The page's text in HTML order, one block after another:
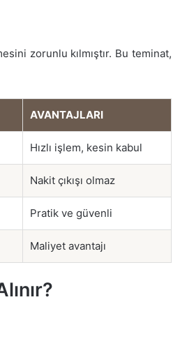
zorunlu kılmıştır. Bu teminat,
AVANTAJLARI
Hızlı işlem, kesin kabul
Nakit çıkışı olmaz
Pratik ve güvenli
Maliyet avantajı